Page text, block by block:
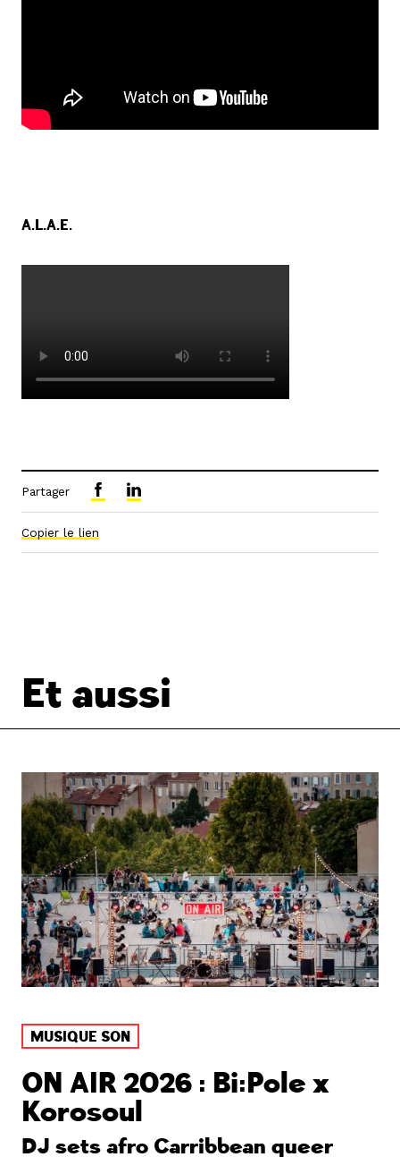
A.L.A.E.
Partager
Copier le lien
Et aussi
MUSIQUE SON
ON AIR 2026 : Bi:Pole x
Korosoul
DJ sets afro Carribbean queer